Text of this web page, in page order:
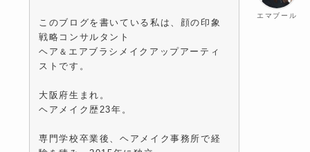
エマブール
このブログを書いている私は、顔の印象
戦略コンサルタント
ヘア ＆ エアブラシメイクアップアーティ
ストです。
大阪府生まれ。
ヘアメイク歴23年。
専門学校卒業後、ヘアメイク事務所で経